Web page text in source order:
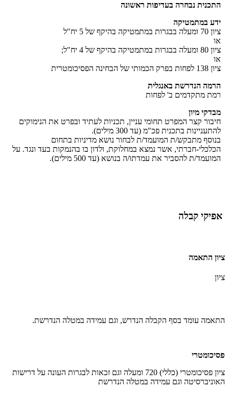
התכנית נבחרה בעדיפות ראשונה
ידע במתמטיקה
ציון 70 ומעלה בבגרות במתמטיקה בהיקף של 5 יח"ל
או
ציון 80 ומעלה בבגרות במתמטיקה בהיקף של 4 יח"ל;
או
ציון 138 לפחות בפרק הכמותי של הבחינה הפסיכומטרית
הרמה הנדרשת באנגלית
רמת מתקדמים ב' לפחות
מבדקי מיון
חיבור קצר המפרט תחומי עניין, תכניות לעתיד ובפרט את הנימוקים
להתעניינות בתכנית פכ"מ (עד 300 מילים).
בנוסף מתבקש/ת המועמד/ת לבחור נושא מדיניות בתחום
הכלכלי-חברתי, אשר נמצא במחלוקת, ולדון בו בהנמקות בעד ונגד. על
המועמד/ת להסביר את עמדתו/ה בנושא (עד 500 מילים).
אפיקי קבלה
ציון התאמה
ציון
התאמה עומד בסף הקבלה הנדרש, וגם עמידה במטלה הנדרשת.
פסיכומטרי
ציון פסיכומטרי (כללי) 720 ומעלה וגם זכאות לבגרות העונה על דרישות
האוניברסיטה וגם עמידה במטלה הנדרשת